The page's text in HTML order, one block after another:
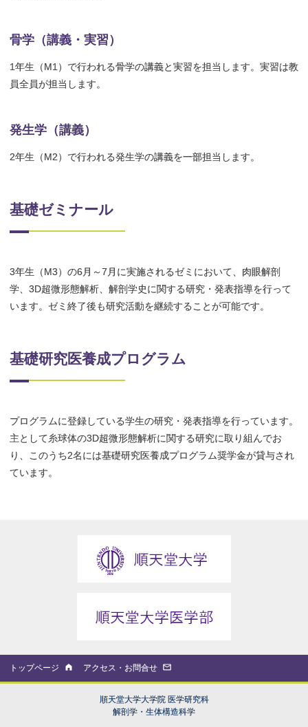
骨学（講義・実習）
1年生（M1）で行われる骨学の講義と実習を担当します。実習は教
員全員が担当します。
発生学（講義）
2年生（M2）で行われる発生学の講義を一部担当します。
基礎ゼミナール
3年生（M3）の6月～7月に実施されるゼミにおいて、肉眼解剖
学、3D超微形態解析、解剖学史に関する研究・発表指導を行って
います。ゼミ終了後も研究活動を継続することが可能です。
基礎研究医養成プログラム
プログラムに登録している学生の研究・発表指導を行っています。
主として糸球体の3D超微形態解析に関する研究に取り組んでお
り、このうち2名には基礎研究医養成プログラム奨学金が貸与され
ています。
トップページ アクセス・お問合せ
順天堂大学大学院 医学研究科
解剖学・生体構造科学